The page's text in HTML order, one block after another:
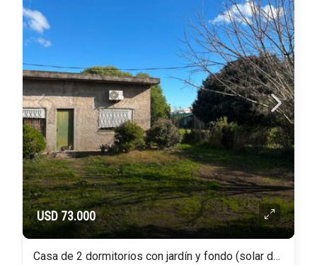
USD 73.000
Casa de 2 dormitorios con jardín y fondo (solar de 604 m2) en Progreso Canelones